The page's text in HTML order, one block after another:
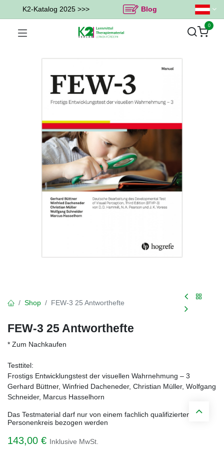
K2-Katalog 2025 >>> Blog
0
Shop FEW-3 25 Antworthefte
FEW-3 25 Antworthefte
* Zum Nachkaufen
Testtitel:
Frostigs Entwicklungstest der visuellen Wahrnehmung – 3
Gerhard Büttner, Winfried Dacheneder, Christian Müller, Wolfgang
Schneider, Marcus Hasselhorn
Das Testmaterial darf nur von einem fachlich qualifizierten
Personenkreis bezogen werden
143,00 € Inklusive MwSt.